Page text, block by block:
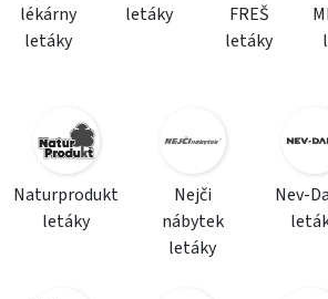
lékárny
letáky
letáky
FREŠ
letáky
Naturprodukt
letáky
Nejči
nábytek
letáky
Nev-